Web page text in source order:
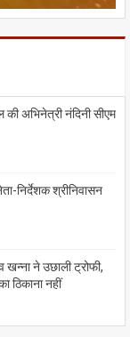
अभिनेत्री नंदिनी सीएम
निर्देशक श्रीनिवासन
खन्ना ने उछाली ट्रोफी,
ठिकाना नहीं